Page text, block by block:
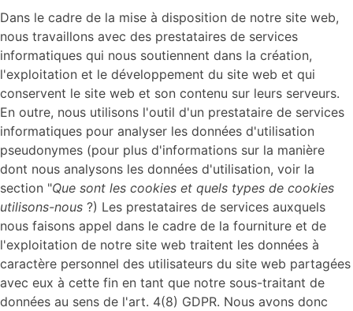
Dans le cadre de la mise à disposition de notre site web,
nous travaillons avec des prestataires de services
informatiques qui nous soutiennent dans la création,
l'exploitation et le développement du site web et qui
conservent le site web et son contenu sur leurs serveurs.
En outre, nous utilisons l'outil d'un prestataire de services
informatiques pour analyser les données d'utilisation
pseudonymes (pour plus d'informations sur la manière
dont nous analysons les données d'utilisation, voir la
section "Que sont les cookies et quels types de cookies
utilisons-nous ?) Les prestataires de services auxquels
nous faisons appel dans le cadre de la fourniture et de
l'exploitation de notre site web traitent les données à
caractère personnel des utilisateurs du site web partagées
avec eux à cette fin en tant que notre sous-traitant de
données au sens de l'art. 4(8) GDPR. Nous avons donc